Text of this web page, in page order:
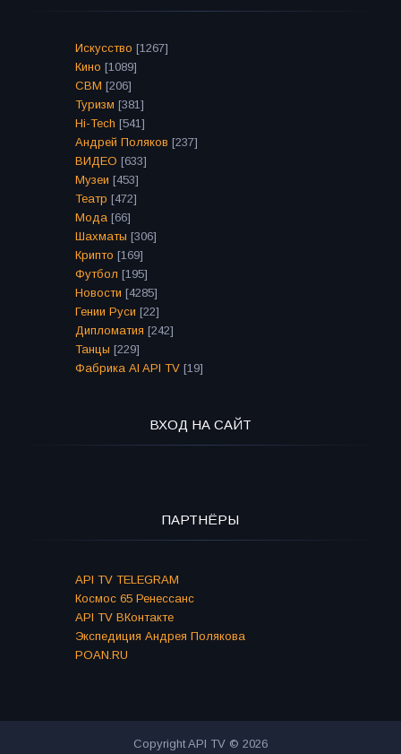
Искусство [1267]
Кино [1089]
СВМ [206]
Туризм [381]
Hi-Tech [541]
Андрей Поляков [237]
ВИДЕО [633]
Музеи [453]
Театр [472]
Мода [66]
Шахматы [306]
Крипто [169]
Футбол [195]
Новости [4285]
Гении Руси [22]
Дипломатия [242]
Танцы [229]
Фабрика AI API TV [19]
ВХОД НА САЙТ
ПАРТНЁРЫ
API TV TELEGRAM
Космос 65 Ренессанс
API TV ВКонтакте
Экспедиция Андрея Полякова
POAN.RU
Copyright API TV © 2026